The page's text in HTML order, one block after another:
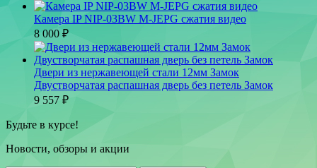
Камера IP NIP-03BW M-JEPG сжатия видео
8 000 ₽
Двери из нержавеющей стали 12мм Замок
Двустворчатая распашная дверь без петель Замок
9 557 ₽
Будьте в курсе!
Новости, обзоры и акции